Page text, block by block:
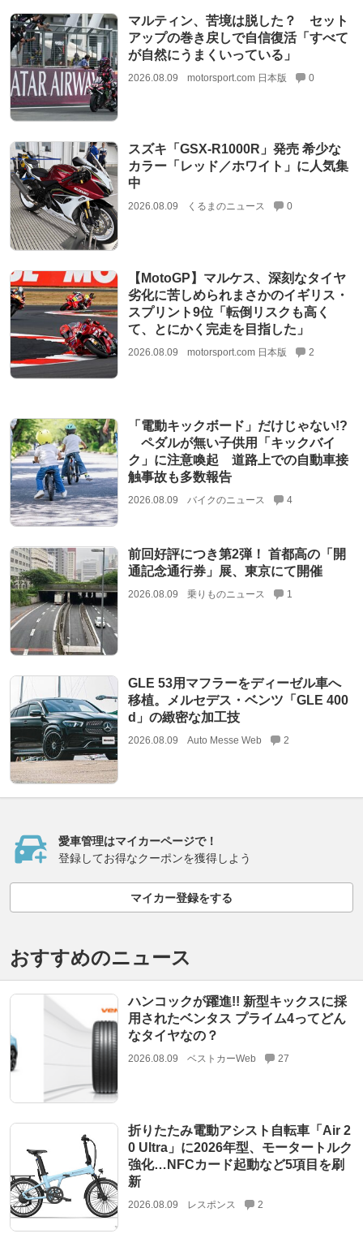
マルティン、苦境は脱した？ セット
アップの巻き戻しで自信復活「すべて
が自然にうまくいっている」
2026.08.09 motorsport.com 日本版 0
スズキ「GSX-R1000R」発売 希少な
カラー「レッド／ホワイト」に人気集
中
2026.08.09 くるまのニュース 0
【MotoGP】マルケス、深刻なタイヤ
劣化に苦しめられまさかのイギリス・
スプリント9位「転倒リスクも高く
て、とにかく完走を目指した」
2026.08.09 motorsport.com 日本版 2
「電動キックボード」だけじゃない!?
ペダルが無い子供用「キックバイ
ク」に注意喚起 道路上での自動車接
触事故も多数報告
2026.08.09 バイクのニュース 4
前回好評につき第2弾！ 首都高の「開
通記念通行券」展、東京にて開催
2026.08.09 乗りものニュース 1
GLE 53用マフラーをディーゼル車へ
移植。メルセデス・ベンツ「GLE 400
d」の緻密な加工技
2026.08.09 Auto Messe Web 2
愛車管理はマイカーページで！
登録してお得なクーポンを獲得しよう
マイカー登録をする
おすすめのニュース
ハンコックが躍進!! 新型キックスに採
用されたベンタス プライム4ってどん
なタイヤなの？
2026.08.09 ベストカーWeb 27
折りたたみ電動アシスト自転車「Air 2
0 Ultra」に2026年型、モータートルク
強化…NFCカード起動など5項目を刷
新
2026.08.09 レスポンス 2